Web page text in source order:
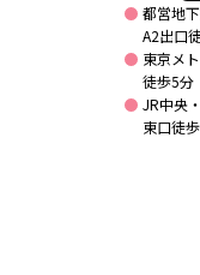
都営地
A2出口
東京メ
徒歩5分
JR中央
東口徒